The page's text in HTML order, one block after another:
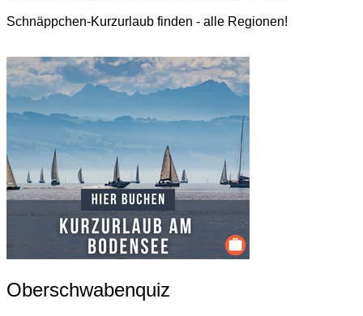
Schnäppchen-Kurzurlaub finden - alle Regionen!
Oberschwabenquiz